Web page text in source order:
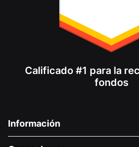
Calificado #1 para la
fondos
Información